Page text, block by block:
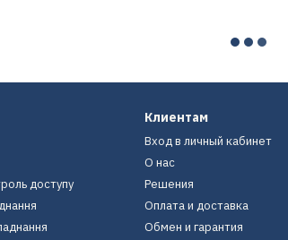
доступу
Клиентам
Вход в личный кабинет
О нас
Решения
Оплата и доставка
Обмен и гарантия